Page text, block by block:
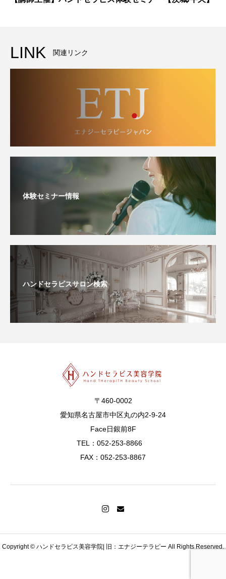
LINK 関連リンク
体験セミナー情報
ハンドセラピスサロン検索
〒460-0002
愛知県名古屋市中区丸の内2-9-24
Face日銀前8F
TEL：052-253-8866
FAX：052-253-8867
Copyright © ハンドセラピス美容学院| 旧：エナジーテラピー All Rights Reserved.